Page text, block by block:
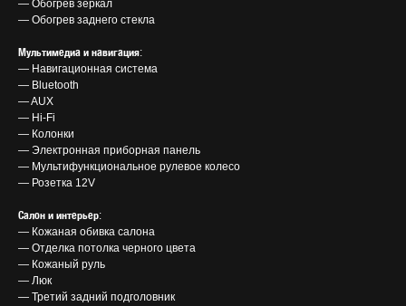
— Обогрев зеркал
— Обогрев заднего стекла
Мультимедиа и навигация:
— Навигационная система
— Bluetooth
— AUX
— Hi-Fi
— Колонки
— Электронная приборная панель
— Мультифункциональное рулевое колесо
— Розетка 12V
Салон и интерьер:
— Кожаная обивка салона
— Отделка потолка черного цвета
— Кожаный руль
— Люк
— Третий задний подголовник